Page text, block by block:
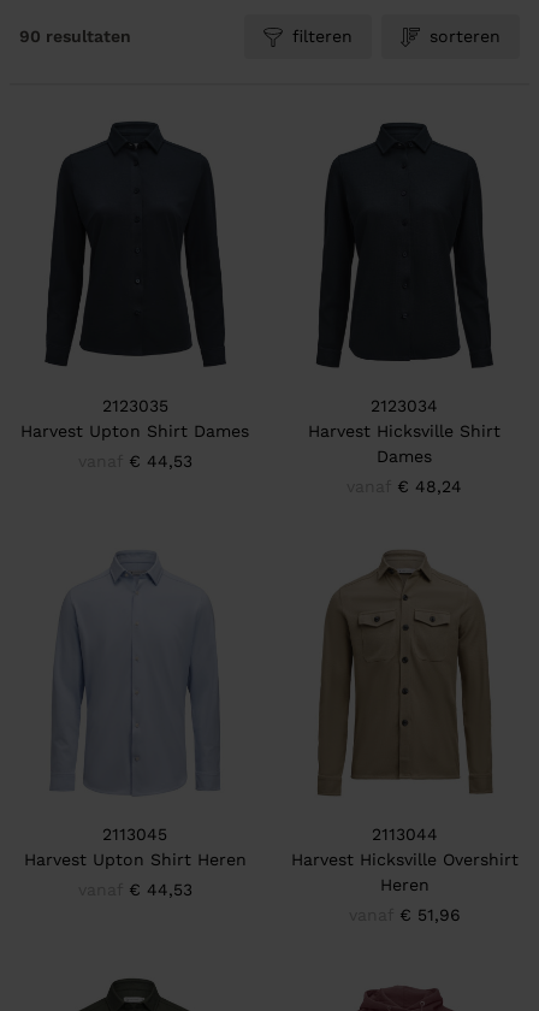
90 resultaten filteren sorteren
2123035
Harvest Upton Shirt Dames
€ 44,53
2123034
Harvest Hicksville Shirt
Dames
€ 48,24
2113045
Harvest Upton Shirt Heren
€ 44,53
2113044
Harvest Hicksville Overshirt
Heren
€ 51,96